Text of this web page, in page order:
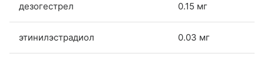
дезогестрел 0.15 мг
этинилэстрадиол 0.03 мг